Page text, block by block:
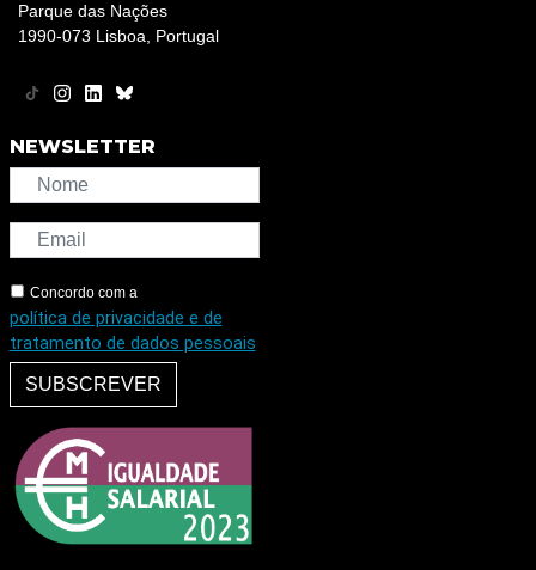
Parque das Nações
1990-073 Lisboa, Portugal
NEWSLETTER
Concordo com a
política de privacidade e de
tratamento de dados pessoais
SUBSCREVER